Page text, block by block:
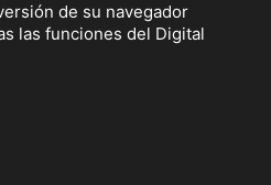
de su navegador
las funciones del Digital